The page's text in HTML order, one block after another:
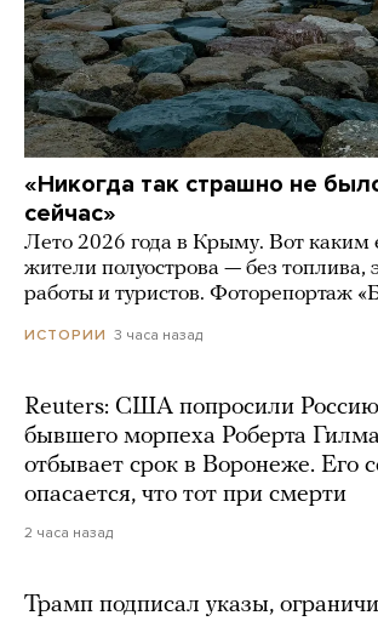
«Никогда так страшно не
сейчас»
Лето 2026 года в Крыму. Вот каким
жители полуострова — без топлива,
работы и туристов. Фоторепортаж
ИСТОРИИ 3 часа назад
Reuters: США попросили Россию
бывшего морпеха Роберта
отбывает срок в Воронеже. Его
опасается, что тот при смерти
2 часа назад
Трамп подписал указы,